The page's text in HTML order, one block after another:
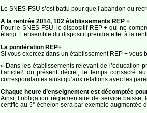
Le SNES-FSU s’est battu pour que l’abandon du
A la rentrée 2014, 102 établissements REP +
Pour le SNES-FSU, le dispositif REP + qui ne
élargi. L’ensemble du dispositif prendra effet à la
La pondération REP+
Si vous exercez dans un établissement REP + vous
« Dans les établissements relevant de l’éducation
l’article2 du présent décret, le temps consacré
correspondantes ainsi qu’aux relations avec les
Chaque heure d’enseignement est décomptée
Ainsi, l’obligation réglementaire de service
certifié au 5° échelon sera par exemple augmentée